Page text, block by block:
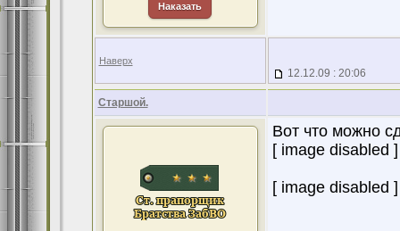
Наказать
Наверх
12.12.09 : 20:06
Старшой.
Вот что можно
[ image disabled ]
[ image disabled ]